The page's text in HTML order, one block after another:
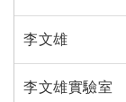
李文雄
李文雄實驗室